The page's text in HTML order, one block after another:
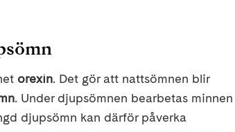
orexin. Det gör att nattsömnen blir
. Under djupsömnen bearbetas minnen
djupsömn kan därför påverka